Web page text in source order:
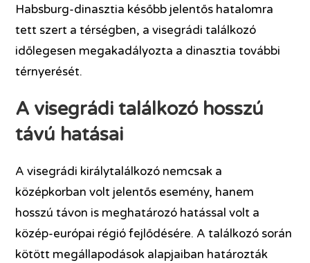
Habsburg-dinasztia később jelentős hatalomra
tett szert a térségben, a visegrádi találkozó
időlegesen megakadályozta a dinasztia további
térnyerését.
A visegrádi találkozó hosszú
távú hatásai
A visegrádi királytalálkozó nemcsak a
középkorban volt jelentős esemény, hanem
hosszú távon is meghatározó hatással volt a
közép-európai régió fejlődésére. A találkozó során
kötött megállapodások alapjaiban határozták